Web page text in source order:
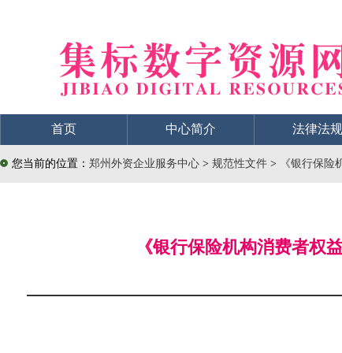
首页 中心简介 法律法规
您当前的位置： 郑州外资企业服务中心 > 规范性文件 > 《银行保险
《银行保险机构消费者权